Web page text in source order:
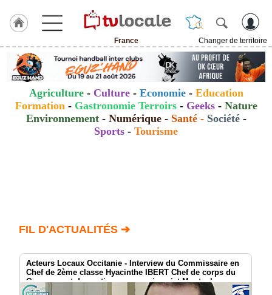
France
Changer de territoire
J'adhère
Hulcoq
TvLocale
France
Médias
groupe
Agriculture- Culture - Economie- Education
Formation - Gastronomie Terroirs- Geeks- Nature
Environnement- Numérique- Santé- Société-
Sports - Tourisme
FIL D'ACTUALITÉS ➔
Acteurs Locaux Occitanie - Interview du Commissaire en
Chef de 2ème classe Hyacinthe IBERT Chef de corps du
Groupement de soutien au commissariat Montauban